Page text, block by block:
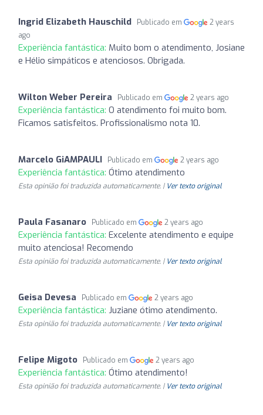
Ingrid Elizabeth Hauschild Publicado em
2 years
ago
Experiência fantástica: Muito bom o atendimento, Josiane
e Hélio simpáticos e atenciosos. Obrigada.
Wilton Weber Pereira Publicado em 2 years ago
Experiência fantástica: O atendimento foi muito bom.
Ficamos satisfeitos. Profissionalismo nota 10.
Marcelo GiAMPAULI Publicado em 2 years ago
Experiência fantástica: Ótimo atendimento
Esta opinião foi traduzida automaticamente. | Ver texto original
Paula Fasanaro Publicado em 2 years ago
Experiência fantástica: Excelente atendimento e equipe
muito atenciosa! Recomendo
Esta opinião foi traduzida automaticamente. | Ver texto original
Geisa Devesa Publicado em 2 years ago
Experiência fantástica: Juziane ótimo atendimento.
Esta opinião foi traduzida automaticamente. | Ver texto original
Felipe Migoto Publicado em 2 years ago
Experiência fantástica: Ótimo atendimento!
Esta opinião foi traduzida automaticamente. | Ver texto original